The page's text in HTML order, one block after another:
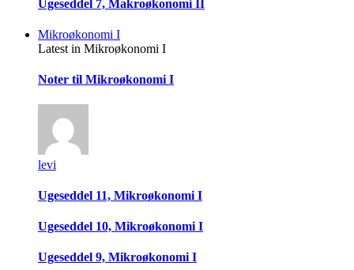
Ugeseddel 7, Makroøkonomi II
Mikroøkonomi I
Latest in Mikroøkonomi I
Noter til Mikroøkonomi I
levi
Ugeseddel 11, Mikroøkonomi I
Ugeseddel 10, Mikroøkonomi I
Ugeseddel 9, Mikroøkonomi I